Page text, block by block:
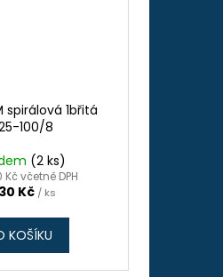
spirálová 1břitá
100/8
(2 ks)
Kč včetně DPH
Kč / ks
KOŠÍKU